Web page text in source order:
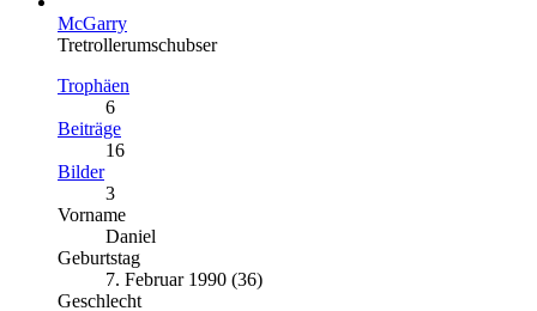
McGarry
Tretrollerumschubser
Trophäen
6
Beiträge
16
Bilder
3
Vorname
Daniel
Geburtstag
7. Februar 1990 (36)
Geschlecht